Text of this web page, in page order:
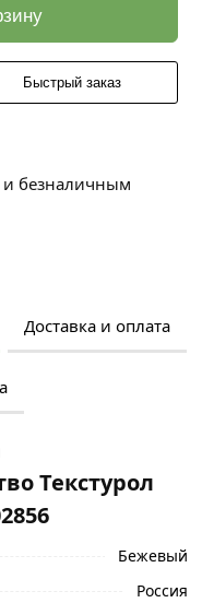
Быстрый заказ
безналичным
Доставка и оплата
Текстурол
Бежевый
Россия